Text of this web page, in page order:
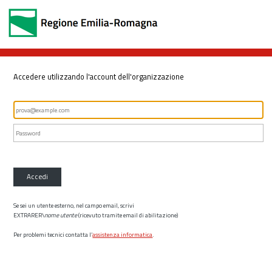
Accedere utilizzando l'account dell'organizzazione
Accedi
Se sei un utente esterno, nel campo email, scrivi
EXTRARER\nome utente(ricevuto tramite email di abilitazione)
Per problemi tecnici contatta l’assistenza informatica.